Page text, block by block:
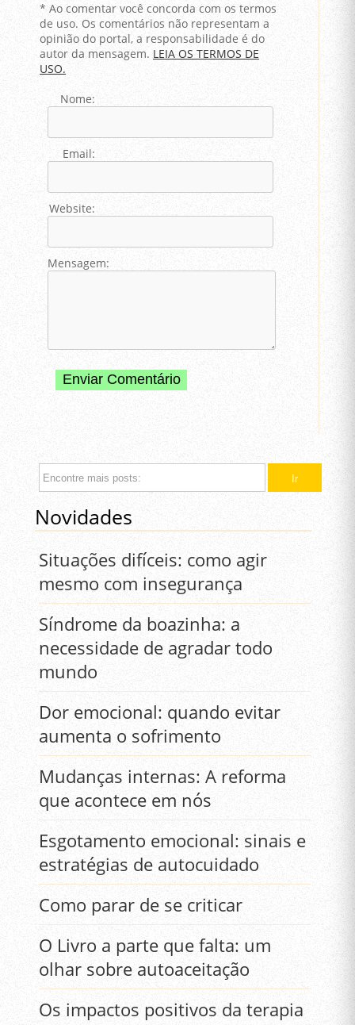
* Ao comentar você concorda com os termos
de uso. Os comentários não representam a
opinião do portal, a responsabilidade é do
autor da mensagem. LEIA OS TERMOS DE
USO.
Nome:
Email:
Website:
Mensagem:
Novidades
Situações difíceis: como agir
mesmo com insegurança
Síndrome da boazinha: a
necessidade de agradar todo
mundo
Dor emocional: quando evitar
aumenta o sofrimento
Mudanças internas: A reforma
que acontece em nós
Esgotamento emocional: sinais e
estratégias de autocuidado
Como parar de se criticar
O Livro a parte que falta: um
olhar sobre autoaceitação
Os impactos positivos da terapia